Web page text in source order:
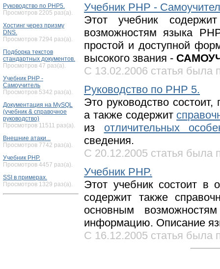
Руководство по PHP5.
Просмотров 2205 раз(а).
Хостинг через призму
DNS.
Просмотров 7294 раз(а).
Подборка текстов
стандартных документов.
Просмотров 47 раз(а).
Учебник PHP -
Самоучитель
Просмотров 5342 раз(а).
Документация на MySQL
(учебник & справочное
руководство)
Просмотров 11511 раз(а).
Внешние атаки...
Просмотров 7742 раз(а).
Учебник PHP.
Просмотров 4457 раз(а).
SSI в примерах.
Просмотров 1329 раз(а).
Учебник PHP -
Этот учебник
возможностям языка
простой и доступной
высокого звания -
С 13.02.2006 статья была
Руководство по PHP 5.
Это руководство
а также содержит
из отличительных
сведения.
С 20.12.2005 статья была
Учебник PHP.
Этот учебник состоит в
содержит также
основным
информацию. Описание
С 16.12.2005 статья была